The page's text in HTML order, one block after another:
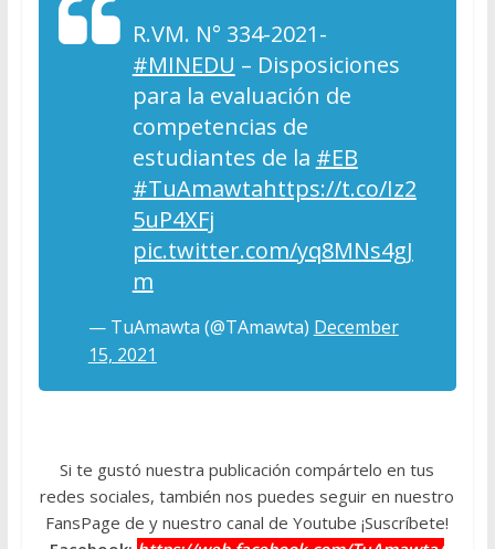
R.VM. N° 334-2021-
#MINEDU – Disposiciones
para la evaluación de
competencias de
estudiantes de la #EB
#TuAmawtahttps://t.co/Iz2
5uP4XFj
pic.twitter.com/yq8MNs4gJ
m
— TuAmawta (@TAmawta) December
15, 2021
Si te gustó nuestra publicación compártelo en tus
redes sociales, también nos puedes seguir en nuestro
FansPage de y nuestro canal de Youtube ¡Suscríbete!